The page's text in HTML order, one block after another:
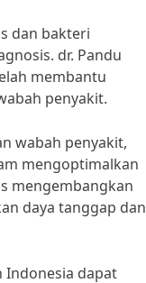
dan bakteri
dr. Pandu
membantu
penyakit.
wabah penyakit,
mengoptimalkan
mengembangkan
daya tanggap dan
Indonesia dapat